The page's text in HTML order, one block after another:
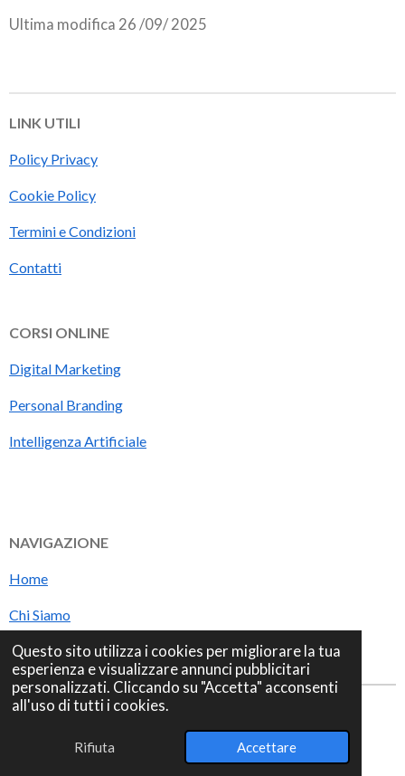
Questo sito utilizza i cookies per migliorare la tua
esperienza e visualizzare annunci pubblicitari
personalizzati. Cliccando su "Accetta" acconsenti
all'uso di tutti i cookies.
Rifiuta Accettare
Ultima modifica 26 /09/ 2025
LINK UTILI
Policy Privacy
Cookie Policy
Termini e Condizioni
Contatti
CORSI ONLINE
Digital Marketing
Personal Branding
Intelligenza Artificiale
NAVIGAZIONE
Home
Chi Siamo
Blog
© 2025 ML FREELANCE P. iva 02570670998